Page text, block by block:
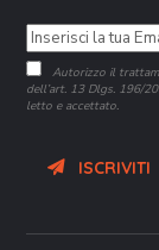
Autorizzo il
dell’art. 13 Dlgs. 196/
letto e accettato.
ISCRIVITI